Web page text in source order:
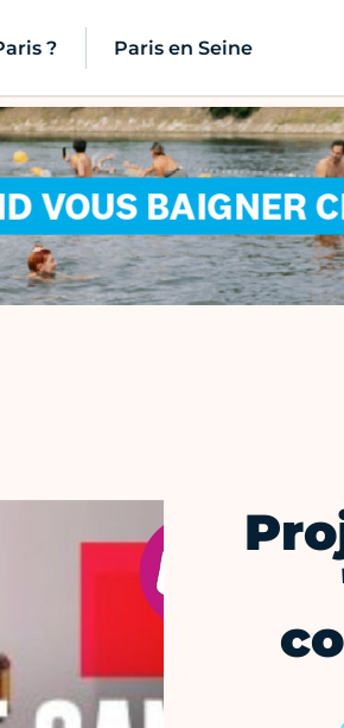
? Paris en Seine